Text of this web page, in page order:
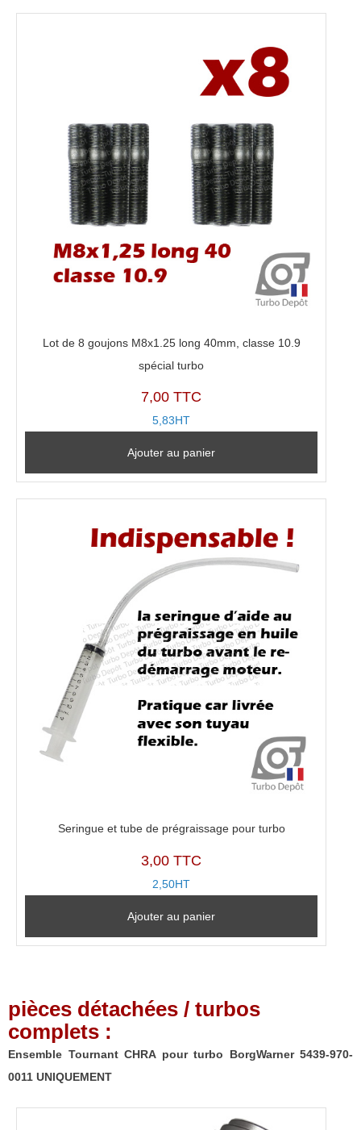
Lot de 8 goujons M8x1.25 long 40mm, classe 10.9
spécial turbo
7,00 TTC
5,83HT
Ajouter au panier
Seringue et tube de prégraissage pour turbo
3,00 TTC
2,50HT
Ajouter au panier
pièces détachées / turbos
complets :
Ensemble Tournant CHRA pour turbo BorgWarner 5439-970-
0011 UNIQUEMENT